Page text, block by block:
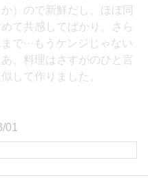
）ので新鮮だし、ほぼ同
て共感してばかり。さら
で···もうケンジじゃない
、料理はさすがのひと言
して作りました。
01